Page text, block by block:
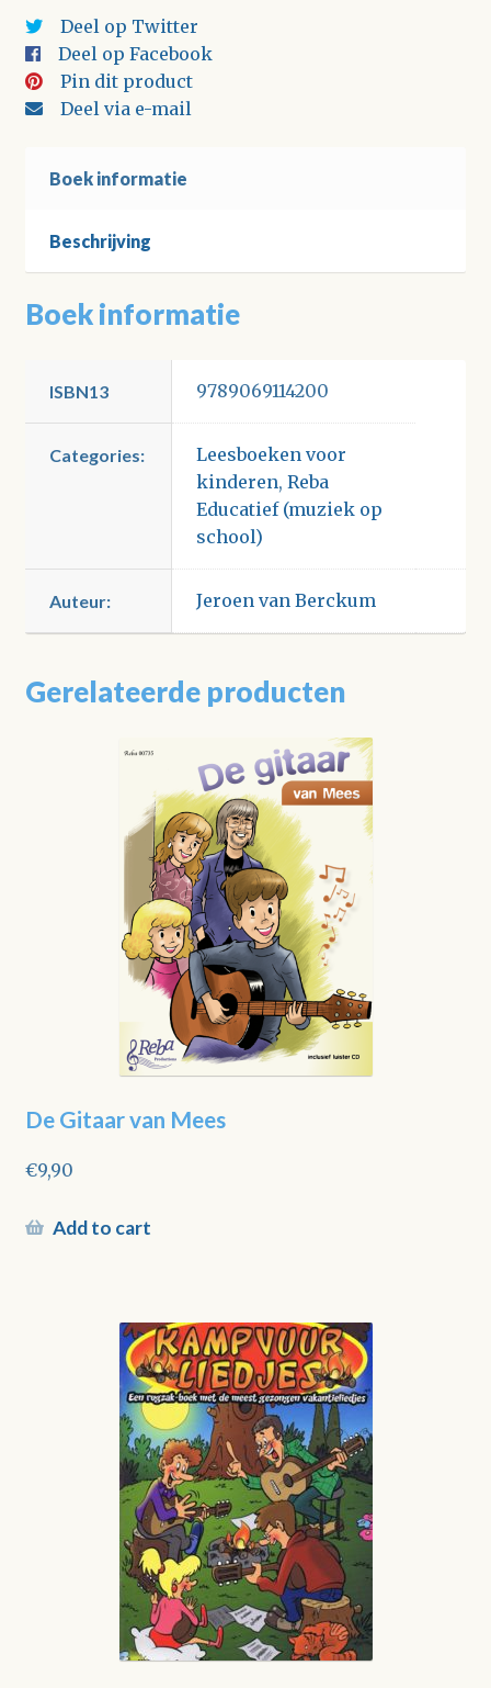
Deel op Twitter
Deel op Facebook
Pin dit product
Deel via e-mail
Boek informatie
Beschrijving
Boek informatie
ISBN13 9789069114200
Categories:
Leesboeken voor
kinderen,Reba
Educatief (muziek op
school)
Auteur: Jeroen van Berckum
Gerelateerde producten
De Gitaar van Mees
€9,90
Add to cart